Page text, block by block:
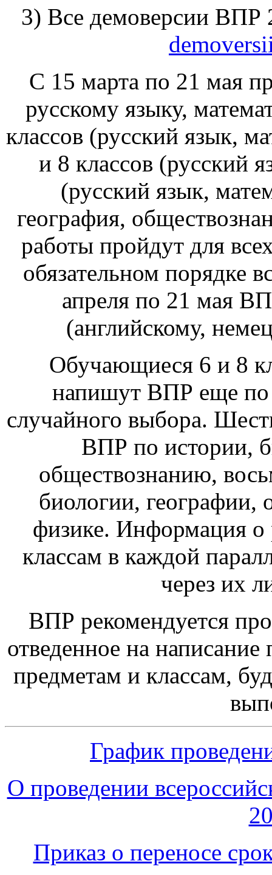
3) Все демоверсии ВПР
С 15 марта по 21 мая
русскому языку,
классов (русский язык,
и 8 классов (русский
(русский язык,
география,
работы пройдут для
обязательном порядке
апреля по 21 мая
(английскому,
Обучающиеся 6 и 8
напишут ВПР еще по
случайного выбора.
ВПР по истории,
обществознанию,
биологии,
физике. Информация о
классам в каждой
через их
ВПР рекомендуется
отведенное на
предметам и классам,
График
О проведении
Приказ о переносе